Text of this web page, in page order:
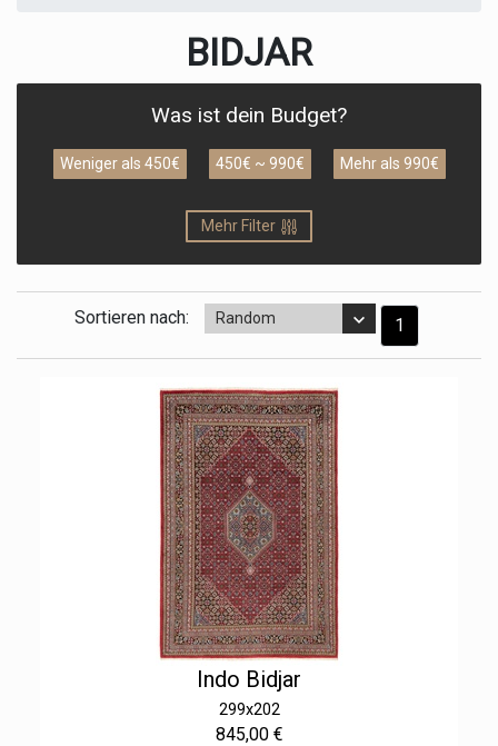
BIDJAR
Was ist dein Budget?
Weniger als 450€ 450€ ~ 990€ Mehr als 990€
Mehr Filter
Sortieren nach: Random 1
Indo Bidjar
299x202
845,00 €